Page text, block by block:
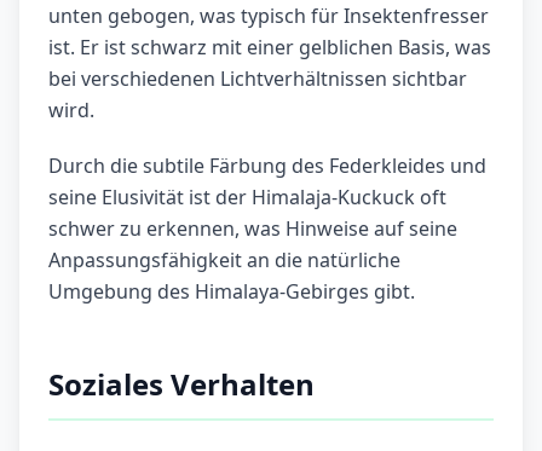
unten gebogen, was typisch für Insektenfresser
ist. Er ist schwarz mit einer gelblichen Basis, was
bei verschiedenen Lichtverhältnissen sichtbar
wird.
Durch die subtile Färbung des Federkleides und
seine Elusivität ist der Himalaja-Kuckuck oft
schwer zu erkennen, was Hinweise auf seine
Anpassungsfähigkeit an die natürliche
Umgebung des Himalaya-Gebirges gibt.
Soziales Verhalten